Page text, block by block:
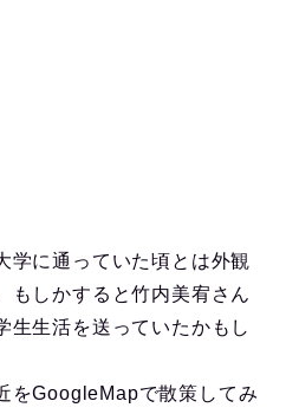
学に通っていた頃とは外観
もしかすると竹内美宥さん
生生活を送っていたかもし
をGoogleMapで散策してみ